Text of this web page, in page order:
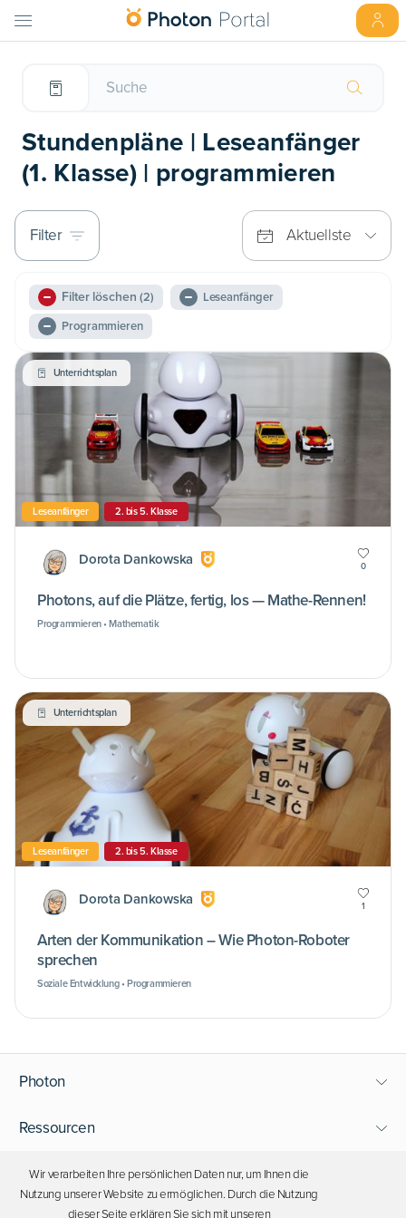
Stundenpläne | Leseanfänger
(1. Klasse) | programmieren
Filter Aktuellste
Filter löschen (2)
Leseanfänger
Programmieren
Unterrichtsplan
Leseanfänger 2. bis 5. Klasse
Dorota Dankowska 0
Photons, auf die Plätze, fertig, los — Mathe-Rennen!
Programmieren • Mathematik
Unterrichtsplan
Leseanfänger 2. bis 5. Klasse
Dorota Dankowska 1
Arten der Kommunikation – Wie Photon-Roboter
sprechen
Soziale Entwicklung • Programmieren
Photon
Ressourcen
Support
Wir verarbeiten Ihre persönlichen Daten nur, um Ihnen die
Nutzung unserer Website zu ermöglichen. Durch die Nutzung
dieser Seite erklären Sie sich mit unseren